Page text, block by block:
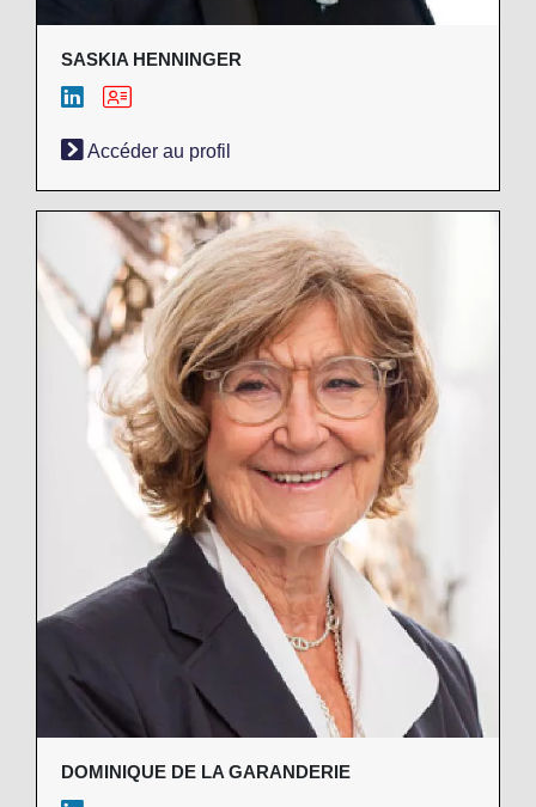
SASKIA HENNINGER
Accéder au profil
DOMINIQUE DE LA GARANDERIE